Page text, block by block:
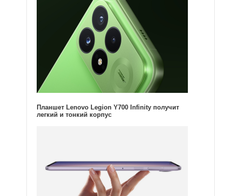
Планшет Lenovo Legion Y700 Infinity получит
легкий и тонкий корпус